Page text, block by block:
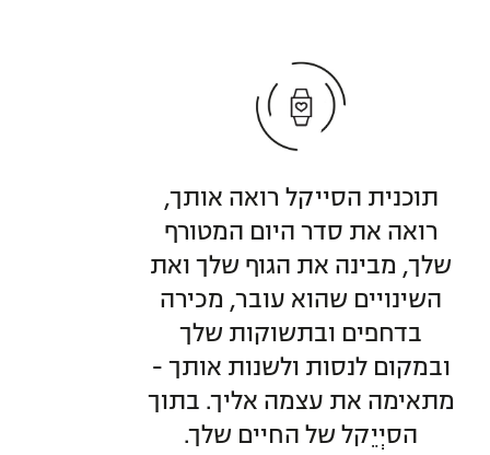
תוכנית הסייקל רואה אותך,
רואה את סדר היום המטורף
שלך, מבינה את הגוף שלך ואת
השינויים שהוא עובר, מכירה
בדחפים ובתשוקות שלך
ובמקום לנסות ולשנות אותך -
מתאימה את עצמה אליך. בתוך
הסיְיֵקל של החיים שלך.